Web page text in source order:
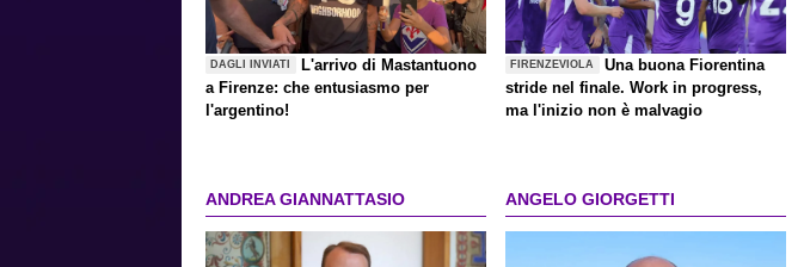
DAGLI INVIATI
L'arrivo di Mastantuono
a Firenze: che entusiasmo per
l'argentino!
FIRENZEVIOLA
Una buona Fiorentina
stride nel finale. Work in progress,
ma l'inizio non è malvagio
ANDREA GIANNATTASIO ANGELO GIORGETTI